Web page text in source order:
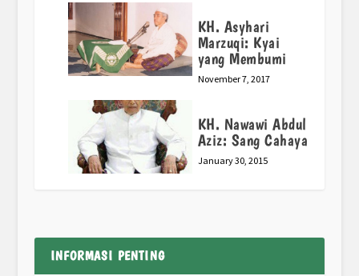
KH. Asyhari
Marzuqi: Kyai
yang Membumi
November 7, 2017
KH. Nawawi Abdul
Aziz: Sang Cahaya
January 30, 2015
INFORMASI PENTING